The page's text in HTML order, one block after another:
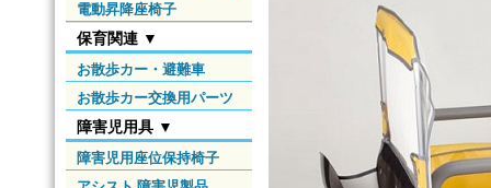
電動昇降座椅子
保育関連 ▼
お散歩カー・避難車
お散歩カー交換用パーツ
障害児用具 ▼
障害児用座位保持椅子